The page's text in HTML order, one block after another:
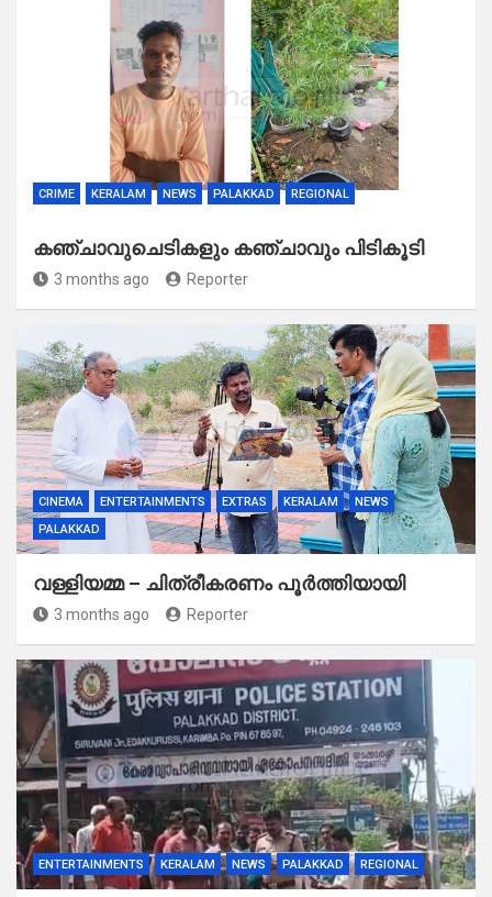
CRIME KERALAM NEWS PALAKKAD REGIONAL
കഞ്ചാവുചെടികളും കഞ്ചാവും പിടികൂടി
3 months ago Reporter
CINEMA ENTERTAINMENTS EXTRAS KERALAM
NEWS
PALAKKAD
വള്ളിയമ്മ – ചിത്രീകരണം പൂർത്തിയായി
3 months ago Reporter
ENTERTAINMENTS KERALAM NEWS PALAKKAD REGIONAL